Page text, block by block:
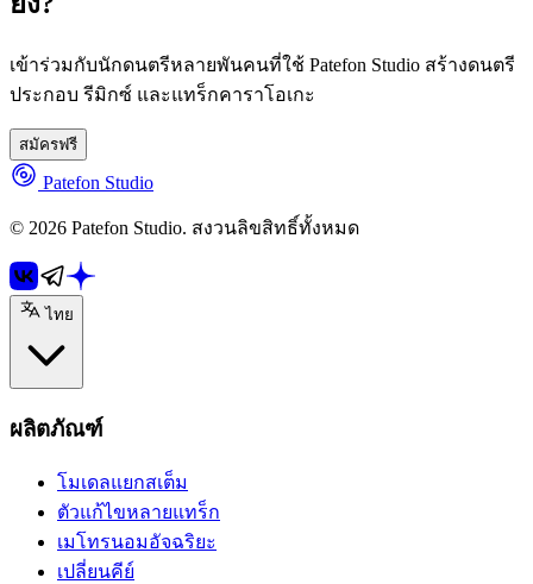
เข้าร่วมกับนักดนตรีหลายพันคนที่ใช้ Patefon Studio สร้างดนตรี
ประกอบ รีมิกซ์ และแทร็กคาราโอเกะ
สมัครฟรี
Patefon Studio
© 2026 Patefon Studio. สงวนลิขสิทธิ์ทั้งหมด
ไทย
ผลิตภัณฑ์
โมเดลแยกสเต็ม
ตัวแก้ไขหลายแทร็ก
เมโทรนอมอัจฉริยะ
เปลี่ยนคีย์